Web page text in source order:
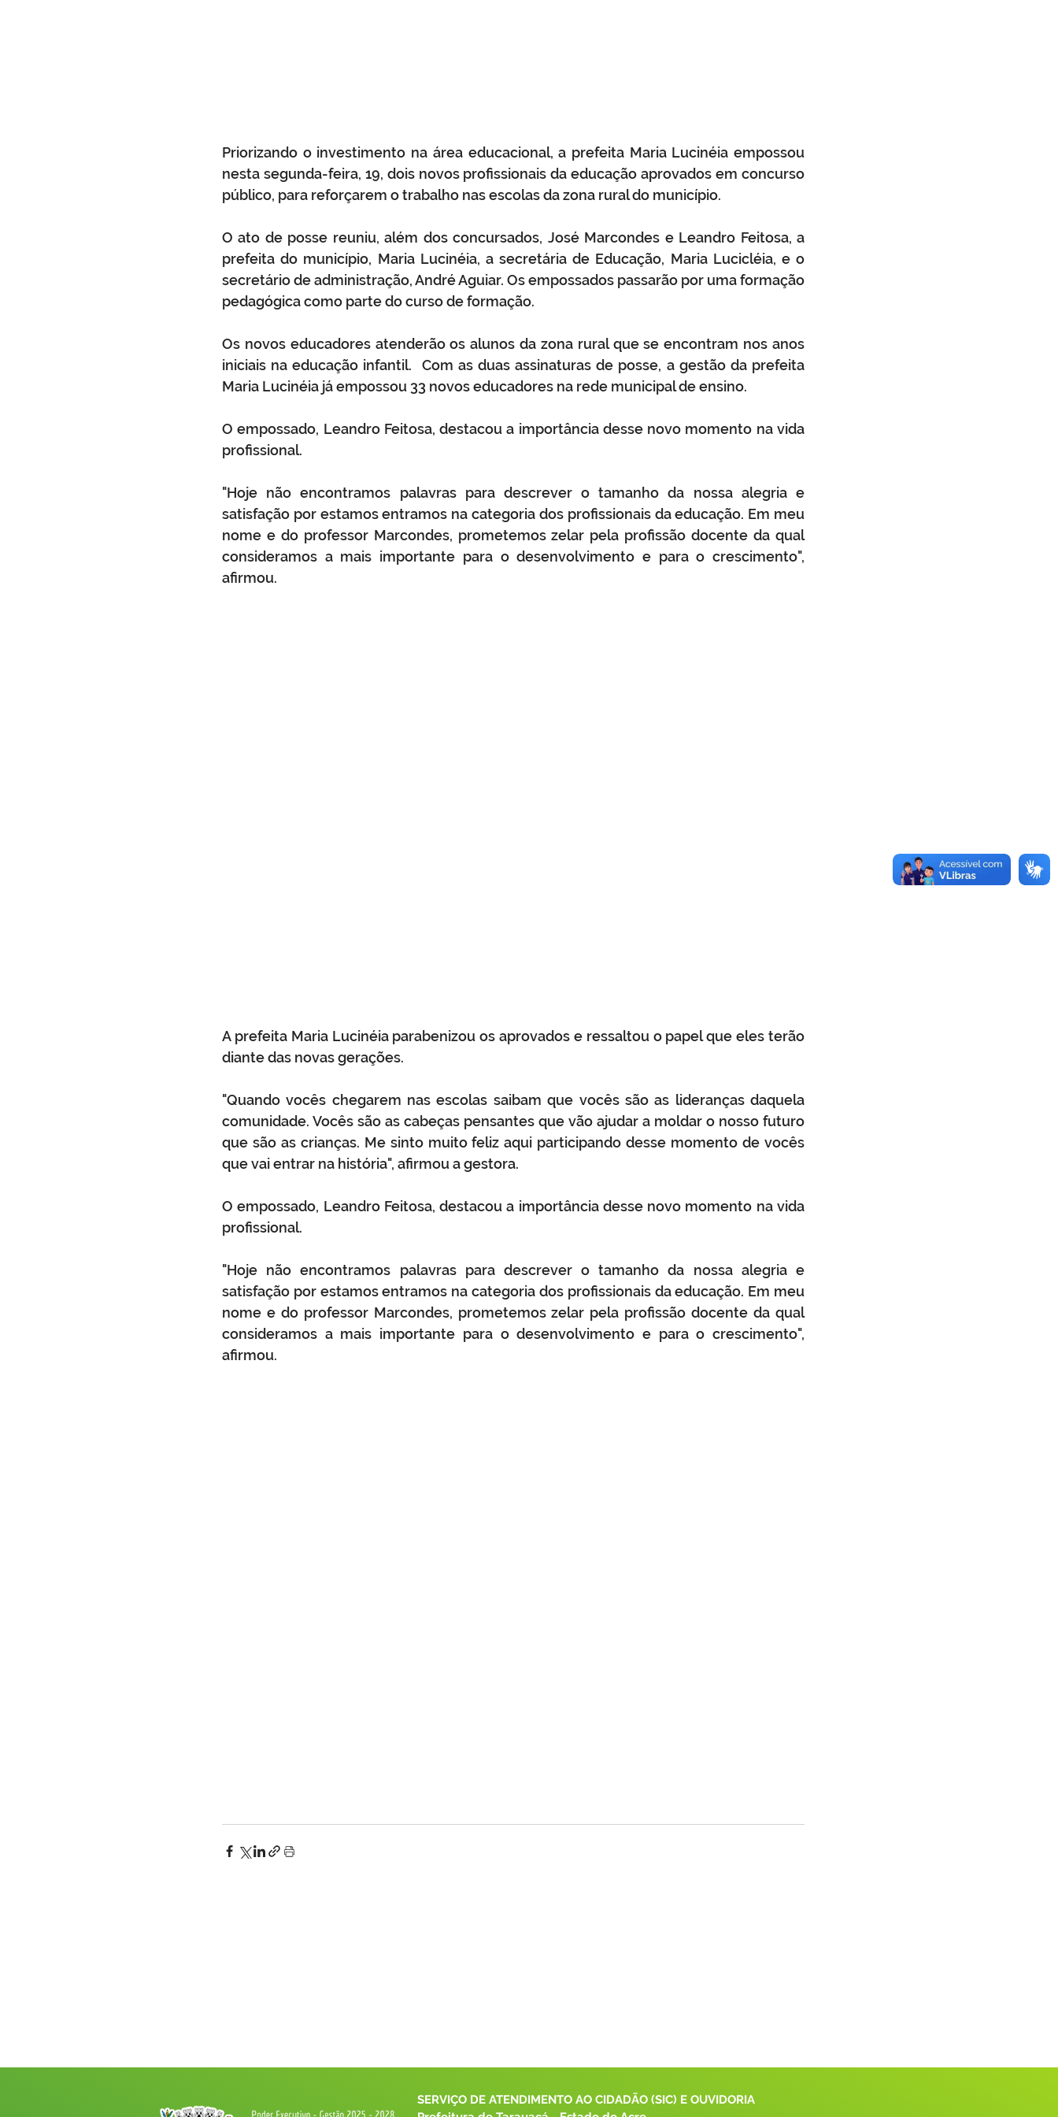
Priorizando o investimento na área educacional, a prefeita Maria Lucinéia empossou
nesta segunda-feira, 19, dois novos profissionais da educação aprovados em concurso
público, para reforçarem o trabalho nas escolas da zona rural do município.
O ato de posse reuniu, além dos concursados, José Marcondes e Leandro Feitosa, a
prefeita do município, Maria Lucinéia, a secretária de Educação, Maria Lucicléia, e o
secretário de administração, André Aguiar. Os empossados passarão por uma formação
pedagógica como parte do curso de formação.
Os novos educadores atenderão os alunos da zona rural que se encontram nos anos
iniciais na educação infantil.  Com as duas assinaturas de posse, a gestão da prefeita
Maria Lucinéia já empossou 33 novos educadores na rede municipal de ensino.
O empossado, Leandro Feitosa, destacou a importância desse novo momento na vida
profissional.
"Hoje não encontramos palavras para descrever o tamanho da nossa alegria e
satisfação por estamos entramos na categoria dos profissionais da educação. Em meu
nome e do professor Marcondes, prometemos zelar pela profissão docente da qual
consideramos a mais importante para o desenvolvimento e para o crescimento",
afirmou.
A prefeita Maria Lucinéia parabenizou os aprovados e ressaltou o papel que eles terão
diante das novas gerações.
"Quando vocês chegarem nas escolas saibam que vocês são as lideranças daquela
comunidade. Vocês são as cabeças pensantes que vão ajudar a moldar o nosso futuro
que são as crianças. Me sinto muito feliz aqui participando desse momento de vocês
que vai entrar na história", afirmou a gestora.
O empossado, Leandro Feitosa, destacou a importância desse novo momento na vida
profissional.
"Hoje não encontramos palavras para descrever o tamanho da nossa alegria e
satisfação por estamos entramos na categoria dos profissionais da educação. Em meu
nome e do professor Marcondes, prometemos zelar pela profissão docente da qual
consideramos a mais importante para o desenvolvimento e para o crescimento",
afirmou.
SERVIÇO DE ATENDIMENTO AO CIDADÃO (SIC) E OUVIDORIA